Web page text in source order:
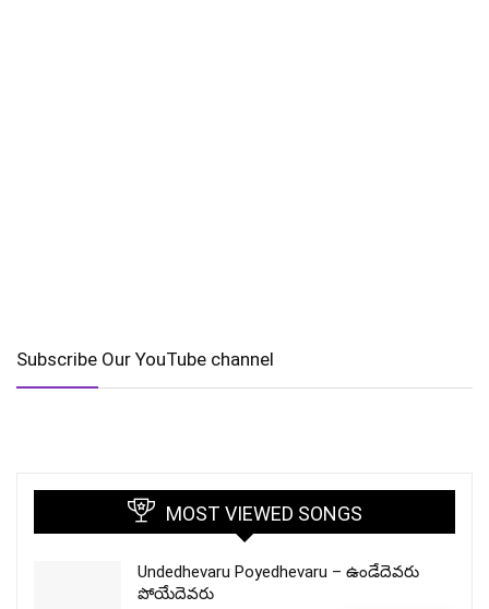
Subscribe Our YouTube channel
MOST VIEWED SONGS
Undedhevaru Poyedhevaru – ఉండేదెవరు
పోయేదెవరు